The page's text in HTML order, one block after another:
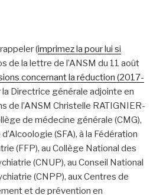
(imprimez la pour lui si
de la lettre de l’ANSM du 11 août
concernant la réduction (2017-
la Directrice générale adjointe en
de l’ANSM Christelle RATIGNIER-
de médecine générale (CMG),
(SFA), à la Fédération
(FFP), au Collège National des
(CNUP), au Conseil National
(CNPP), aux Centres de
et de prévention en